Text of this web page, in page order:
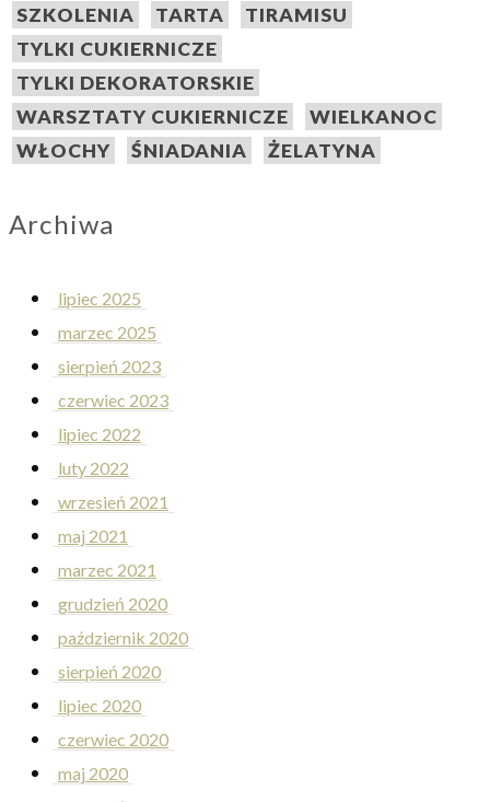
SZKOLENIA TARTA
TIRAMISU
TYLKI CUKIERNICZE
TYLKI DEKORATORSKIE
WARSZTATY CUKIERNICZE
WIELKANOC
WŁOCHY
ŚNIADANIA ŻELATYNA
Archiwa
lipiec 2025
marzec 2025
sierpień 2023
czerwiec 2023
lipiec 2022
luty 2022
wrzesień 2021
maj 2021
marzec 2021
grudzień 2020
październik 2020
sierpień 2020
lipiec 2020
czerwiec 2020
maj 2020